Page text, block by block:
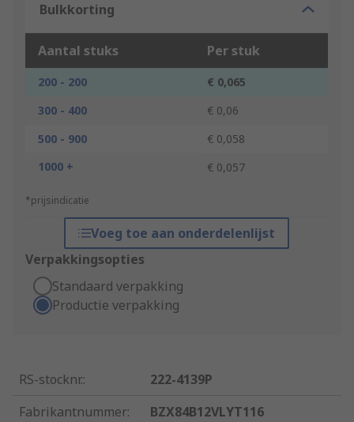
Bulkkorting
Aantal stuks Per stuk
200 - 200
€ 0,065
300 - 400
€ 0,06
500 - 900
€ 0,058
1000 +
€ 0,057
*prijsindicatie
Voeg toe aan onderdelenlijst
Verpakkingsopties
Standaard verpakking
Productie verpakking
RS-stocknr.:
222-4139P
Fabrikantnummer:
BZX84B12VLYT116